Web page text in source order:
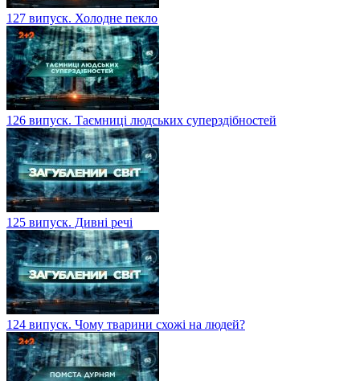
127 випуск. Холодне пекло
126 випуск. Таємниці людських суперздібностей
125 випуск. Дивні речі
124 випуск. Чому тварини схожі на людей?